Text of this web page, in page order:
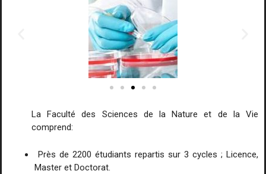
La Faculté des Sciences de la Nature et de la Vie
comprend:
Près de 2200 étudiants repartis sur 3 cycles ; Licence,
Master et Doctorat.